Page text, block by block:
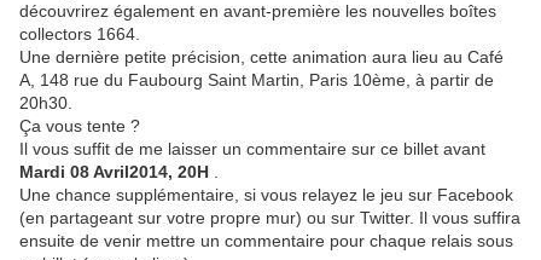
découvrirez également en avant-première les nouvelles boîtes
collectors 1664.
Une dernière petite précision, cette animation aura lieu au Café
A, 148 rue du Faubourg Saint Martin, Paris 10ème, à partir de
20h30.
Ça vous tente ?
Il vous suffit de me laisser un commentaire sur ce billet avant
Mardi 08 Avril2014, 20H
Une chance supplémentaire, si vous relayez le jeu sur Facebook
(en partageant sur votre propre mur) ou sur Twitter. Il vous suffira
ensuite de venir mettre un commentaire pour chaque relais sous